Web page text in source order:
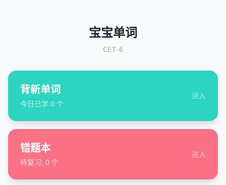
宝宝单词
CET-6
背新单词
今日已学 0 个
进入
错题本
待复习: 0 个
进入